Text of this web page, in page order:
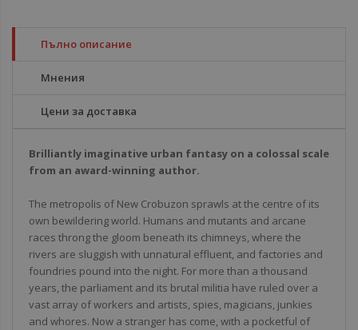
Пълно описание
Мнения
Цени за доставка
Brilliantly imaginative urban fantasy on a colossal scale
from an award-winning author.
The metropolis of New Crobuzon sprawls at the centre of its
own bewildering world. Humans and mutants and arcane
races throng the gloom beneath its chimneys, where the
rivers are sluggish with unnatural effluent, and factories and
foundries pound into the night. For more than a thousand
years, the parliament and its brutal militia have ruled over a
vast array of workers and artists, spies, magicians, junkies
and whores. Now a stranger has come, with a pocketful of